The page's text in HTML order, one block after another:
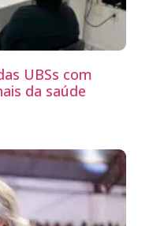
UBSs com
da saúde